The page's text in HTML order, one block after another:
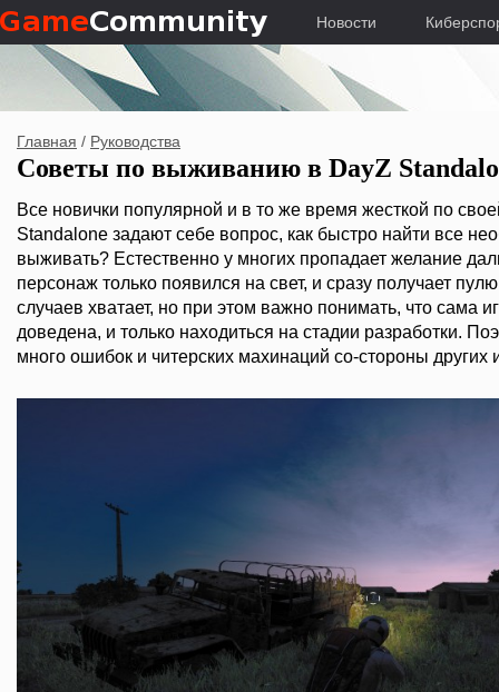
Новости
Главная / Руководства
Советы по выживанию в DayZ
Все новички популярной и в то же время жесткой по
Standalone задают себе вопрос, как быстро найти все
выживать? Естественно у многих пропадает желание
персонаж только появился на свет, и сразу получает
случаев хватает, но при этом важно понимать, что сама
доведена, и только находиться на стадии разработки.
много ошибок и читерских махинаций со-стороны других